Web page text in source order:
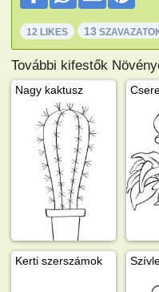
12 LIKES 13
További kifestők
Nagy kaktusz
Kerti szerszámok